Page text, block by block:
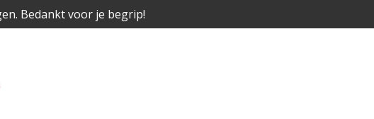
Bedankt voor je begrip!